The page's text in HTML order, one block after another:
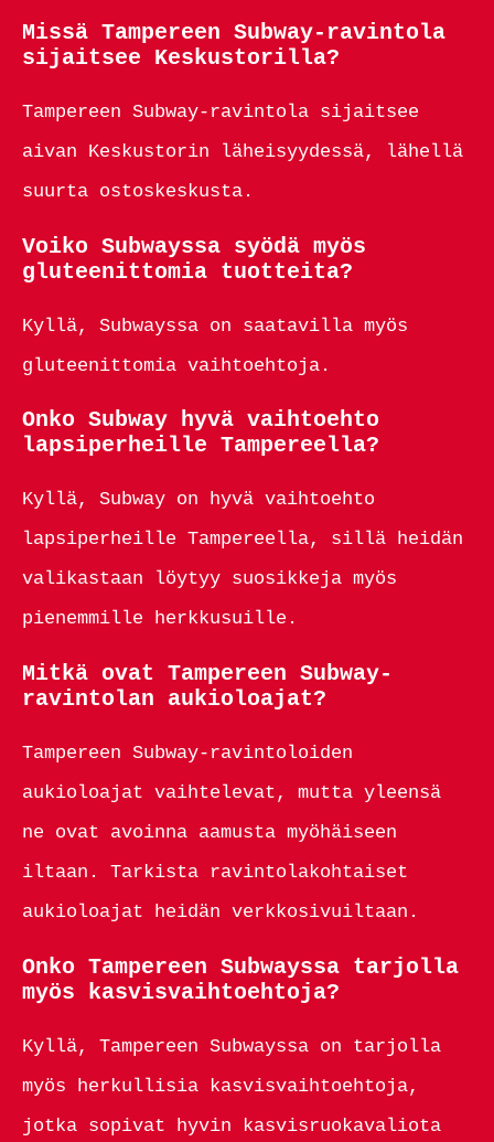
Missä Tampereen Subway-ravintola
sijaitsee Keskustorilla?
Tampereen Subway-ravintola sijaitsee
aivan Keskustorin läheisyydessä, lähellä
suurta ostoskeskusta.
Voiko Subwayssa syödä myös
gluteenittomia tuotteita?
Kyllä, Subwayssa on saatavilla myös
gluteenittomia vaihtoehtoja.
Onko Subway hyvä vaihtoehto
lapsiperheille Tampereella?
Kyllä, Subway on hyvä vaihtoehto
lapsiperheille Tampereella, sillä heidän
valikastaan löytyy suosikkeja myös
pienemmille herkkusuille.
Mitkä ovat Tampereen Subway-
ravintolan aukioloajat?
Tampereen Subway-ravintoloiden
aukioloajat vaihtelevat, mutta yleensä
ne ovat avoinna aamusta myöhäiseen
iltaan. Tarkista ravintolakohtaiset
aukioloajat heidän verkkosivuiltaan.
Onko Tampereen Subwayssa tarjolla
myös kasvisvaihtoehtoja?
Kyllä, Tampereen Subwayssa on tarjolla
myös herkullisia kasvisvaihtoehtoja,
jotka sopivat hyvin kasvisruokavaliota